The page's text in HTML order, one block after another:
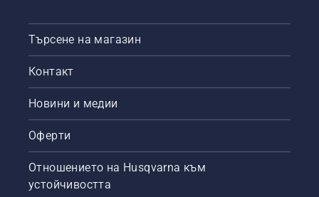
Търсене на магазин
Контакт
Новини и медии
Оферти
Отношението на Husqvarna към
устойчивостта